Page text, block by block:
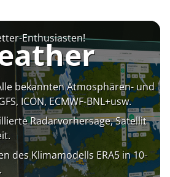
Enthusiasten!
bekannten Atmosphären- und
ICON, ECMWF-BNL+usw.
Radarvorhersage, Satellit
des Klimamodells ERA5 in 10-